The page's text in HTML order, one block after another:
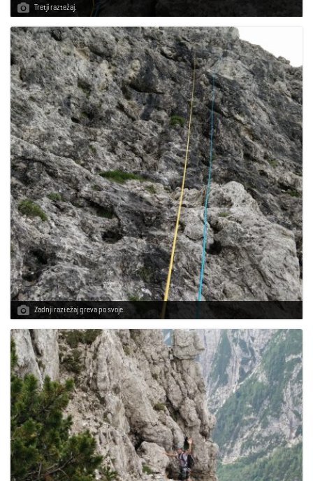
Tretji raztežaj.
Zadnji raztežaj greva po svoje.